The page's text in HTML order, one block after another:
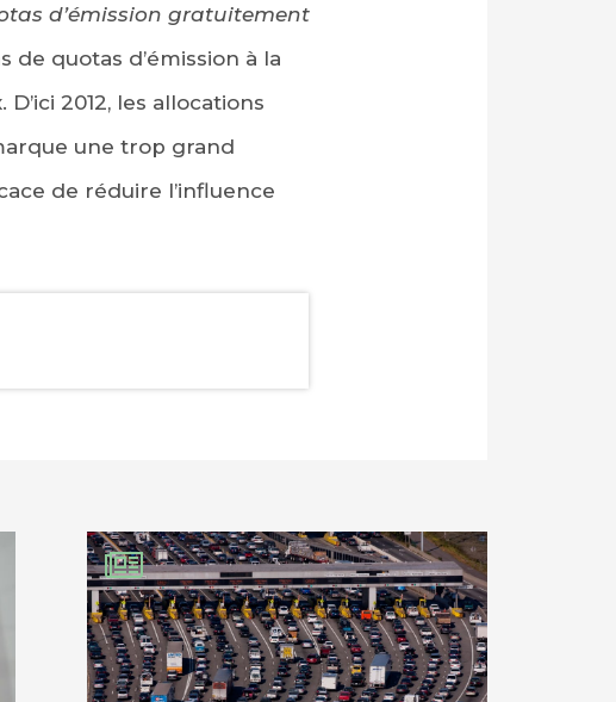
d’émission gratuitement
de quotas d’émission à la
2012, les allocations
une trop grand
de réduire l’influence